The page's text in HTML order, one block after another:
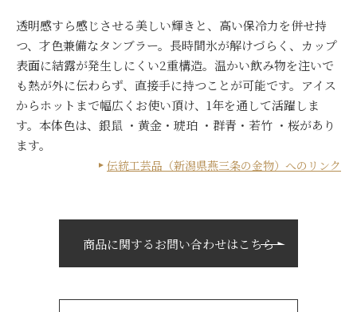
透明感すら感じさせる美しい輝きと、高い保冷力を併せ持
つ、才色兼備なタンブラー。長時間氷が解けづらく、カップ
表面に結露が発生しにくい2重構造。温かい飲み物を注いで
も熱が外に伝わらず、直接手に持つことが可能です。アイス
からホットまで幅広くお使い頂け、1年を通して活躍しま
す。本体色は、銀鼠 ・黄金・琥珀 ・群青・若竹 ・桜があり
ます。
伝統工芸品（新潟県燕三条の金物）へのリンク
商品に関するお問い合わせはこちら